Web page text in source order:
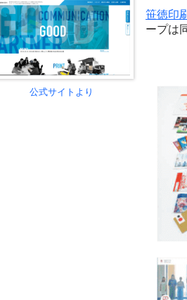
公式サイトより
笹徳印
ープは